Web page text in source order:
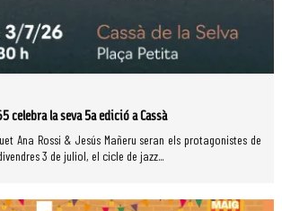
celebra la seva 5a edició a Cassà
Ana Rossi & Jesús Mañeru seran els protagonistes de
3 de juliol, el cicle de jazz...